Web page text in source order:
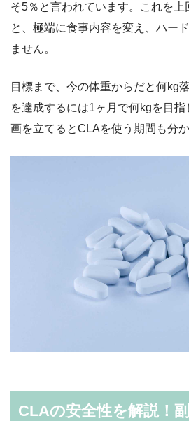
そ5％と言われています。これを上
と、極端に食事内容を変え、ハー
ません。
目標まで、今の体重からだと何kg
を達成するには1ヶ月で何kgを目
画を立てるとCLAを使う期間も分
CLAの安全性を解説！